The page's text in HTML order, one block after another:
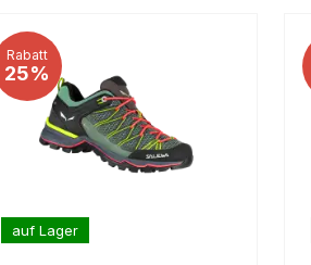
Rabatt
25%
auf Lager